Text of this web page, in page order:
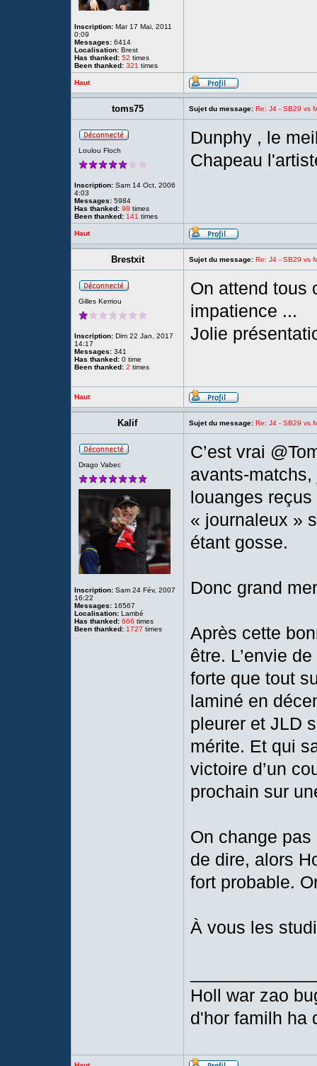
Inscription: Mar 17 Mai, 2011
0:09
Messages: 6414
Localisation: Brest
Has thanked: 52 times
Been thanked: 321 times
Haut
toms75 Sujet du message: Re: J4 - SB29 vs
Loulou Floch
Inscription: Sam 14 Oct, 2006
4:03
Messages: 5984
Has thanked: 98 times
Been thanked: 141 times
Dunphy , le
Chapeau
Haut
Brestxit Sujet du message: Re: J4 - SB29 vs
Gilles Kerriou
Inscription: Dim 22 Jan, 2017
14:17
Messages: 341
Has thanked: 0 time
Been thanked: 2 times
On attend tous
impatience ...
Jolie
Haut
Kalif Sujet du message: Re: J4 - SB29 vs
Drago Vabec
Inscription: Sam 24 Fév, 2007
16:22
Messages: 16567
Localisation: Lambé
Has thanked: 666 times
Been thanked: 1727 times
C’est vrai
avants-
louanges
« journaleux »
étant gosse.
Donc grand
Après cette
être. L’envie
forte que tout
laminé en
pleurer et JLD
mérite. Et qui
victoire d’un
prochain sur
On change
de dire, alors
fort probable.
À vous les
Holl war zao
d'hor familh ha